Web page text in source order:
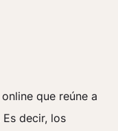
que reúne a
decir, los